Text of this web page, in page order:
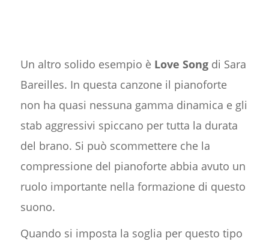
Un altro solido esempio è Love Songdi Sara
Bareilles. In questa canzone il pianoforte
non ha quasi nessuna gamma dinamica e gli
stab aggressivi spiccano per tutta la durata
del brano. Si può scommettere che la
compressione del pianoforte abbia avuto un
ruolo importante nella formazione di questo
suono.
Quando si imposta la soglia per questo tipo